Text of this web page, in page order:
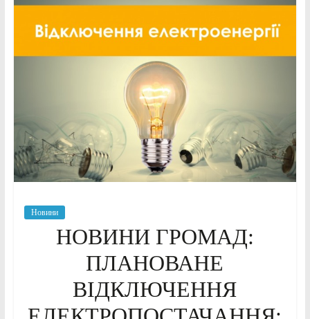
Новини
НОВИНИ ГРОМАД:
ПЛАНОВАНЕ
ВІДКЛЮЧЕННЯ